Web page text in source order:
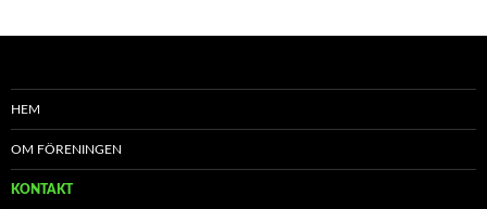
HEM
OM FÖRENINGEN
KONTAKT